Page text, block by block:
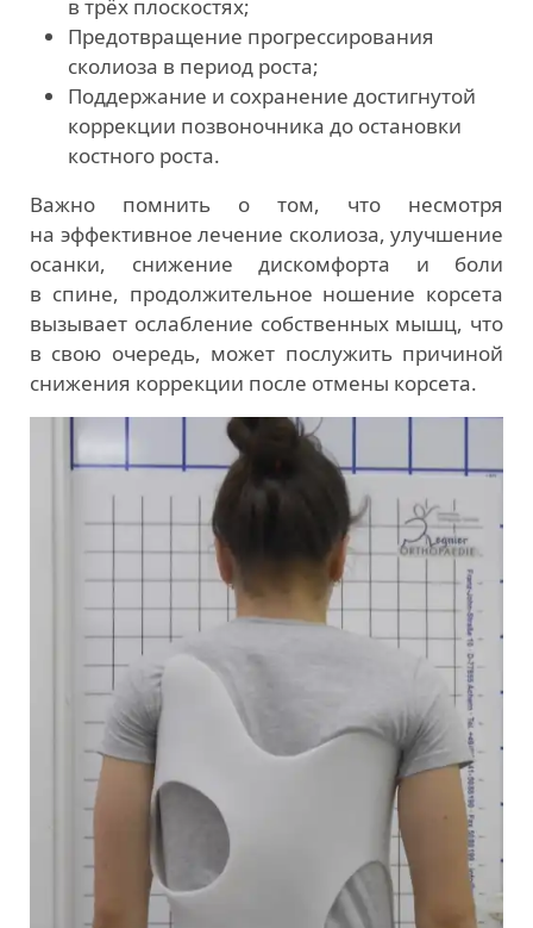
в трёх плоскостях;
Предотвращение прогрессирования
сколиоза в период роста;
Поддержание и сохранение достигнутой
коррекции позвоночника до остановки
костного роста.
Важно помнить о том, что несмотря
на эффективное лечение сколиоза, улучшение
осанки, снижение дискомфорта и боли
в спине, продолжительное ношение корсета
вызывает ослабление собственных мышц, что
в свою очередь, может послужить причиной
снижения коррекции после отмены корсета.